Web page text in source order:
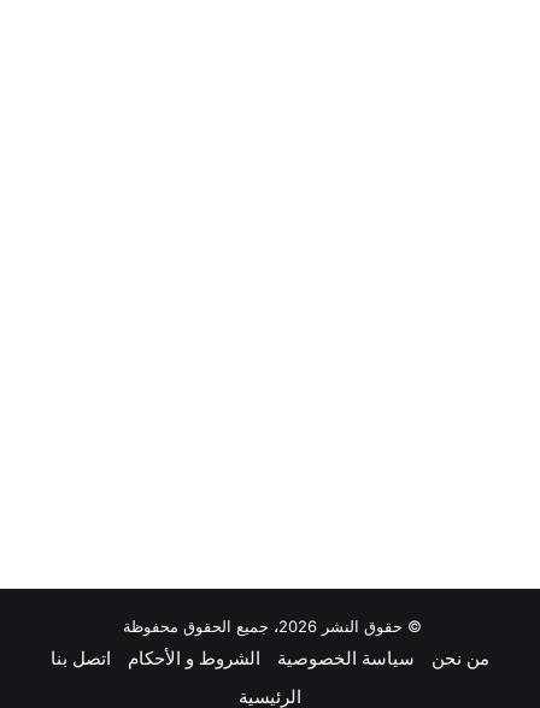
© حقوق النشر 2026، جميع الحقوق محفوظة
من نحن سياسة الخصوصية الشروط و الأحكام
اتصل بنا
الرئيسية